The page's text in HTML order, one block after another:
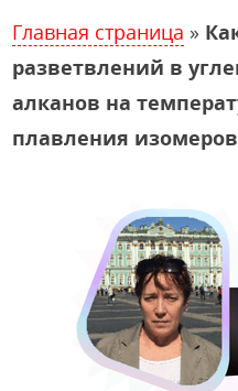
Главная страница »
разветвлений в
алканов на
плавления